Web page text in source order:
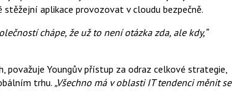
aplikace provozovat v cloudu bezpečně.
chápe, že už to není otázka zda, ale kdy,“
považuje Youngův přístup za odraz celkové strategie,
trhu. „Všechno má v oblasti IT tendenci měnit se